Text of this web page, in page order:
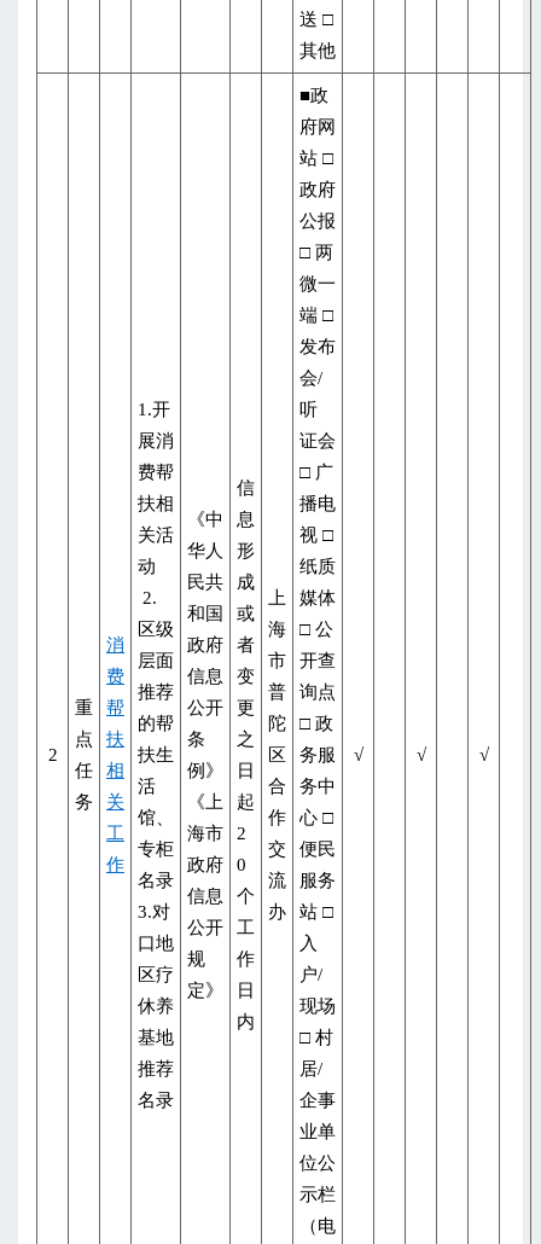
送 □
其他
2
重
点
任
务
消
费
帮
扶
相
关
工
作
1.开
展消
费帮
扶相
关活
动
2.
区级
层面
推荐
的帮
扶生
活
馆、
专柜
名录
3.对
口地
区疗
休养
基地
推荐
名录
《中
华人
民共
和国
政府
信息
公开
条
例》
《上
海市
政府
信息
公开
规
定》
信
息
形
成
或
者
变
更
之
日
起
2
0
个
工
作
日
内
上
海
市
普
陀
区
合
作
交
流
办
■政
府网
站 □
政府
公报
□ 两
微一
端 □
发布
会/
听
证会
□ 广
播电
视 □
纸质
媒体
□ 公
开查
询点
□ 政
务服
务中
心 □
便民
服务
站 □
入
户/
现场
□ 村
居/
企事
业单
位公
示栏
（电
√ √ √